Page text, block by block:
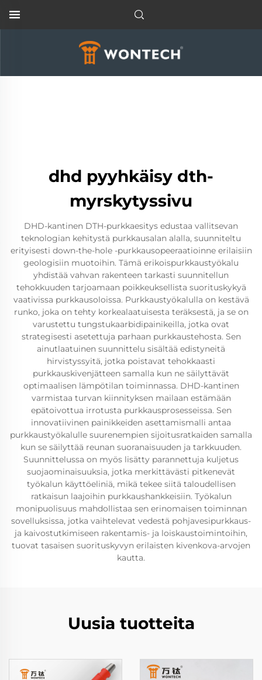
dhd pyyhkäisy dth-
myrskytyssivu
DHD-kantinen DTH-purkkaesitys edustaa vallitsevan
teknologian kehitystä purkkausalan alalla, suunniteltu
erityisesti down-the-hole -purkkausopeeraatioinne erilaisiin
geologisiin muotoihin. Tämä erikoispurkkaustyökalu
yhdistää vahvan rakenteen tarkasti suunnitellun
tehokkuuden tarjoamaan poikkeuksellista suorituskykyä
vaativissa purkkausoloissa. Purkkaustyökalulla on kestävä
runko, joka on tehty korkealaatuisesta teräksestä, ja se on
varustettu tungstukaarbidipainikeilla, jotka ovat
strategisesti asetettuja parhaan purkkaustehosta. Sen
ainutlaatuinen suunnittelu sisältää edistyneitä
hirvistyssyitä, jotka poistavat tehokkaasti
purkkauskivenjätteen samalla kun ne säilyttävät
optimaalisen lämpötilan toiminnassa. DHD-kantinen
varmistaa turvan kiinnityksen mailaan estämään
epätoivottua irrotusta purkkausprosesseissa. Sen
innovatiivinen painikkeiden asettamismalli antaa
purkkaustyökalulle suurenempien sijoitusratkaiden samalla
kun se säilyttää reunan suoranaisuuden ja tarkkuuden.
Suunnittelussa on myös lisätty parannettuja kuljetus
suojaominaisuuksia, jotka merkittävästi pitkenevät
työkalun käyttöeliniä, mikä tekee siitä taloudellisen
ratkaisun laajoihin purkkaushankkeisiin. Työkalun
monipuolisuus mahdollistaa sen erinomaisen toiminnan
sovelluksissa, jotka vaihtelevat vedestä pohjavesipurkkaus-
ja kaivostutkimiseen rakentamis- ja loiskaustoimintoihin,
tuovat tasaisen suorituskyvyn erilaisten kivenkova-arvojen
kautta.
Uusia tuotteita